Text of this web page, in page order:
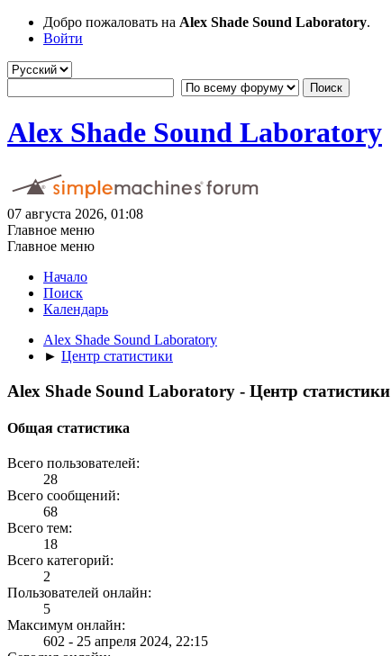
Добро пожаловать на Alex Shade Sound Laboratory.
Войти
Alex Shade Sound Laboratory
07 августа 2026, 01:08
Главное меню
Главное меню
Начало
Поиск
Календарь
Alex Shade Sound Laboratory
► Центр статистики
Alex Shade Sound Laboratory - Центр статистики
Общая статистика
Всего пользователей:
28
Всего сообщений:
68
Всего тем:
18
Всего категорий:
2
Пользователей онлайн:
5
Максимум онлайн:
602 - 25 апреля 2024, 22:15